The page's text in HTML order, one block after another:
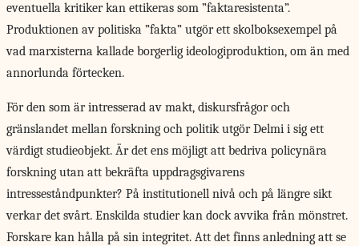
eventuella kritiker kan ettikeras som ”faktaresistenta”.
Produktionen av politiska ”fakta” utgör ett skolboksexempel på
vad marxisterna kallade borgerlig ideologiproduktion, om än med
annorlunda förtecken.
För den som är intresserad av makt, diskursfrågor och
gränslandet mellan forskning och politik utgör Delmi i sig ett
värdigt studieobjekt. Är det ens möjligt att bedriva policynära
forskning utan att bekräfta uppdragsgivarens
intresseståndpunkter? På institutionell nivå och på längre sikt
verkar det svårt. Enskilda studier kan dock avvika från mönstret.
Forskare kan hålla på sin integritet. Att det finns anledning att se